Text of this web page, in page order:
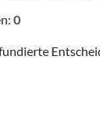
0